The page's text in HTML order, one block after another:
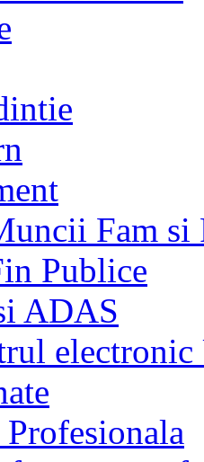
Fam si
Publice
ADAS
electronic